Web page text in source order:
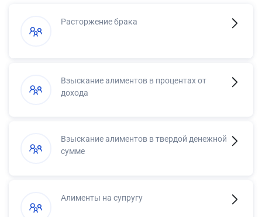
Расторжение брака
Взыскание алиментов в процентах от
дохода
Взыскание алиментов в твердой денежной
сумме
Алименты на супругу